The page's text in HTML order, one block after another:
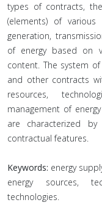
types of contracts,
(elements) of
generation,
of energy based on
content. The system
and other contracts
resources,
management of
are characterized
contractual features.
Keywords: energy
energy sources,
technologies.